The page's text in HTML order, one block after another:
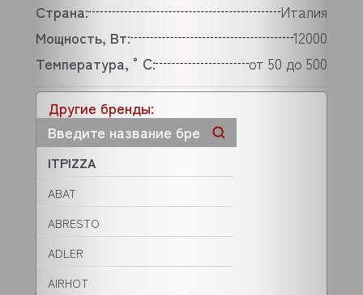
Другие бренды:
ITPIZZA
ABAT
ABRESTO
ADLER
AIRHOT
Страна:
Италия
Мощность, Вт:
12000
Температура, °C:
от 50 до 500